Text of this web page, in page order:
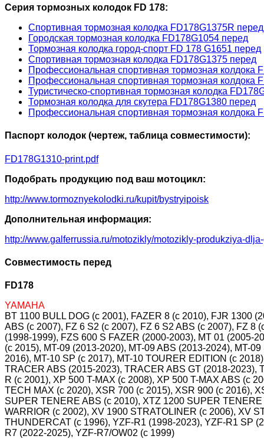
Серия тормозных колодок FD 178:
Спортивная тормозная колодка FD178G1375R перед
Городская тормозная колодка FD178G1054 перед
Тормозная колодка город-спорт FD 178 G1651 перед
Спортивная тормозная колодка FD178G1375 перед
Профессиональная спортивная тормозная колдока
Профессиональная спортивная тормозная колдока
Туристическо-спортивная тормозная колодка
Тормозная колодка для скутера FD178G1380 перед
Профессиональная спортивная тормозная колдока
Паспорт колодок (чертеж, таблица совместимости):
FD178G1310-print.pdf
Подобрать продукцию под ваш мотоцикл:
http://www.tormoznyekolodki.ru/kupit/bystryipoisk
Дополнительная информация:
http://www.galferrussia.ru/motozikly/motozikly-produkziya-
Совместимость перед
FD178
YAMAHA
BT 1100 BULL DOG (c 2001), FAZER 8 (c 2010), FJR 1300
ABS (c 2007), FZ 6 S2 (c 2007), FZ 6 S2 ABS (c 2007), FZ
(1998-1999), FZS 600 S FAZER (2000-2003), MT 01 (2005-
(c 2015), MT-09 (2013-2020), MT-09 ABS (2013-2024), MT-
2016), MT-10 SP (c 2017), MT-10 TOURER EDITION (c
TRACER ABS (2015-2023), TRACER ABS GT (2018-2023),
R (c 2001), XP 500 T-MAX (c 2008), XP 500 T-MAX ABS (c
TECH MAX (c 2020), XSR 700 (c 2015), XSR 900 (c 2016),
SUPER TENERE ABS (c 2010), XTZ 1200 SUPER
WARRIOR (c 2002), XV 1900 STRATOLINER (c 2006), XV
THUNDERCAT (c 1996), YZF-R1 (1998-2023), YZF-R1 SP
R7 (2022-2025), YZF-R7/OW02 (c 1999)